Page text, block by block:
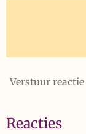
Verstuur reactie
Reacties